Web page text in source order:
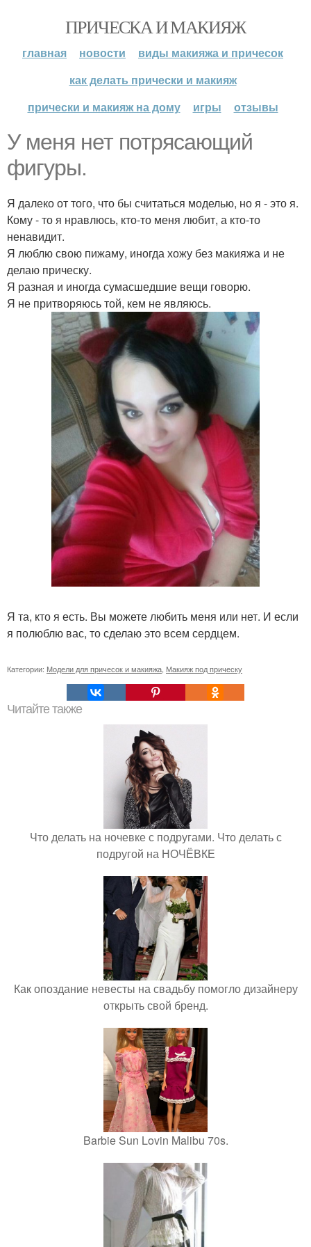
ПРИЧЕСКА И МАКИЯЖ
главная новости
виды макияжа и причесок
как делать прически и макияж
прически и макияж на дому
игры отзывы
У меня нет потрясающий
фигуры.
Я далеко от того, что бы считаться моделью, но я - это я.
Кому - то я нравлюсь, кто-то меня любит, а кто-то
ненавидит.
Я люблю свою пижаму, иногда хожу без макияжа и не
делаю прическу.
Я разная и иногда сумасшедшие вещи говорю.
Я не притворяюсь той, кем не являюсь.
Я та, кто я есть. Вы можете любить меня или нет. И если
я полюблю вас, то сделаю это всем сердцем.
Категории: Модели для причесок и макияжа Макияж под прическу
Читайте также
Что делать на ночевке с подругами. Что делать с
подругой на НОЧЁВКЕ
Как опоздание невесты на свадьбу помогло дизайнеру
открыть свой бренд.
Barbie Sun Lovin Malibu 70s.